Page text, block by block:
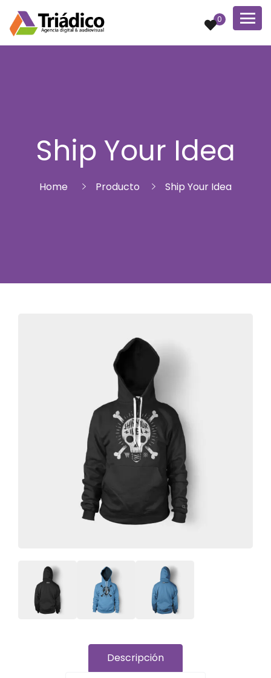
0
Ship Your Idea
Home Producto Ship Your Idea
Descripción